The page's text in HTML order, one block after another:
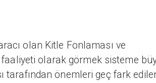
olan Kitle Fonlaması ve
olarak görmek sisteme
tarafından önemleri geç fark